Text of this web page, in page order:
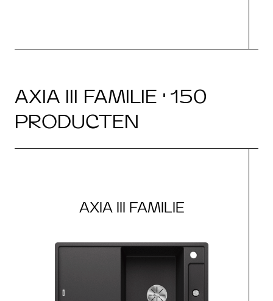
AXIA III FAMILIE · 150
PRODUCTEN
AXIA III FAMILIE